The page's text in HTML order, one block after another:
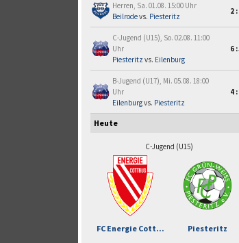
Herren, Sa. 01.08. 15:00 Uhr
Beilrodevs. Piesteritz
C-Jugend (U15), So. 02.08. 11:00
Uhr
Piesteritz vs. Eilenburg
B-Jugend (U17), Mi. 05.08. 18:00
Uhr
Eilenburgvs. Piesteritz
Heute
C-Jugend (U15)
FC Energie Cott... Piesteritz